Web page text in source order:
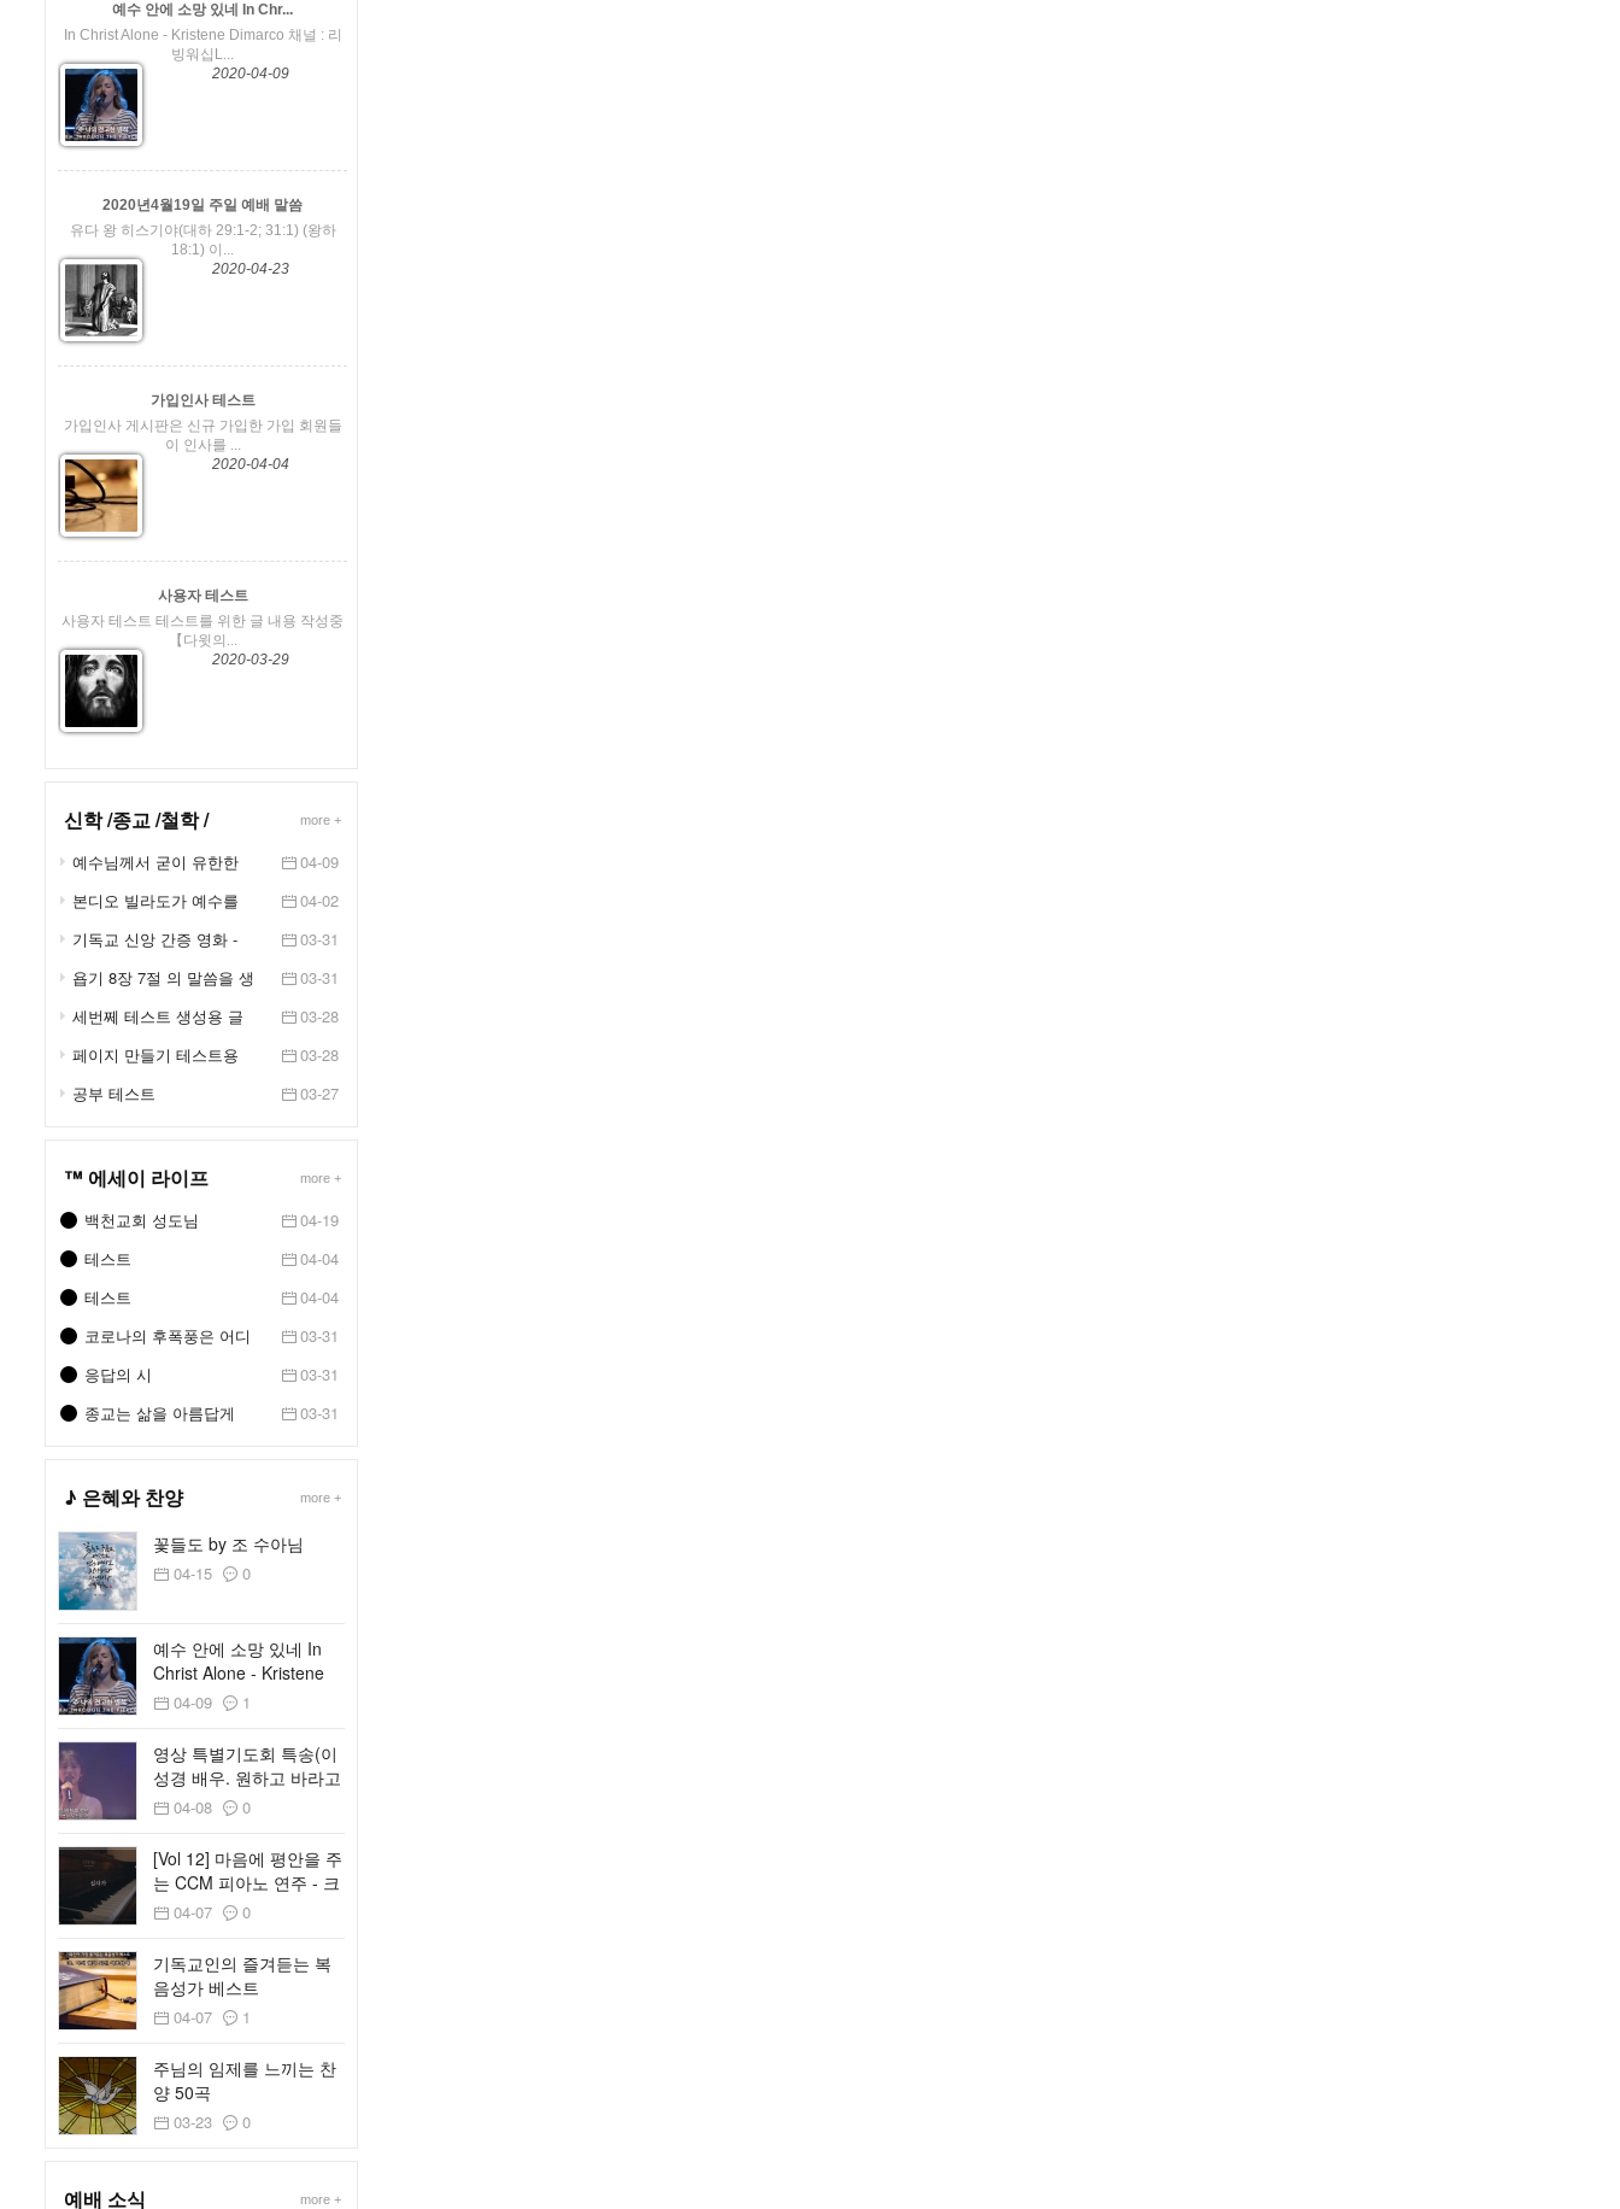
예수 안에 소망 있네 In Chr...
In Christ Alone - Kristene Dimarco 채널 : 리
빙워십L...
2020-04-09
2020년4월19일 주일 예배 말씀
유다 왕 히스기야(대하 29:1-2; 31:1) (왕하
18:1) 이...
2020-04-23
가입인사 테스트
가입인사 게시판은 신규 가입한 가입 회원들
이 인사를 ...
2020-04-04
사용자 테스트
사용자 테스트 테스트를 위한 글 내용 작성중
【다윗의...
2020-03-29
신학 /종교 /철학 / more +
예수님께서 굳이 유한한
04-09
본디오 빌라도가 예수를
04-02
기독교 신앙 간증 영화 -
03-31
욥기 8장 7절 의 말씀을 생
03-31
세번쩨 테스트 생성용 글
03-28
페이지 만들기 테스트용
03-28
공부 테스트
03-27
™ 에세이 라이프 more +
백천교회 성도님
04-19
테스트
04-04
테스트
04-04
코로나의 후폭풍은 어디
03-31
응답의 시
03-31
종교는 삶을 아름답게
03-31
♪ 은혜와 찬양 more +
꽃들도 by 조 수아님
04-15 0
예수 안에 소망 있네 In
Christ Alone - Kristene
Dimarco
04-09 1
영상 특별기도회 특송(이
성경 배우. 원하고 바라고
기도합니다)
04-08 0
[Vol 12] 마음에 평안을 주
는 CCM 피아노 연주 - 크
리스찬 BGM
04-07 0
기독교인의 즐겨듣는 복
음성가 베스트
04-07 1
주님의 임제를 느끼는 찬
양 50곡
03-23 0
예배 소식 more +